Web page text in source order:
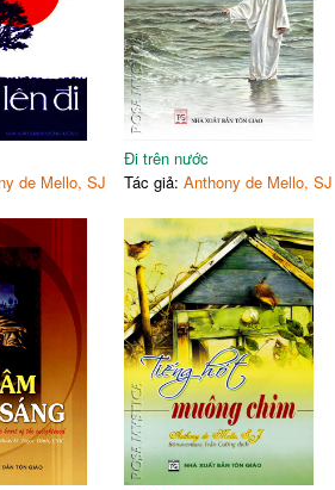
lại
de Mello, SJ
Đi trên nước
Tác giả: Anthony de Mello, SJ